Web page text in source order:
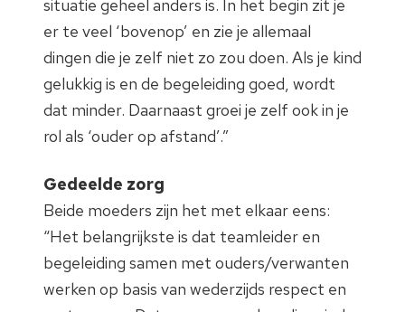
situatie geheel anders is. In het begin zit je
er te veel ‘bovenop’ en zie je allemaal
dingen die je zelf niet zo zou doen. Als je kind
gelukkig is en de begeleiding goed, wordt
dat minder. Daarnaast groei je zelf ook in je
rol als ‘ouder op afstand’.”
Gedeelde zorg
Beide moeders zijn het met elkaar eens:
“Het belangrijkste is dat teamleider en
begeleiding samen met ouders/verwanten
werken op basis van wederzijds respect en